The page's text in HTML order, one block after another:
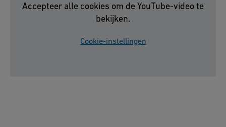
Accepteer alle cookies om de YouTube-video te
bekijken.
Cookie-instellingen